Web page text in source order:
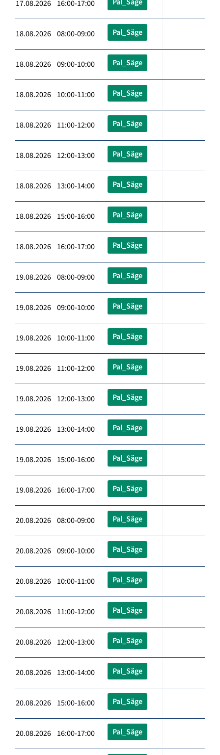
17.08.2026 16:00-17:00
18.08.2026 08:00-09:00 Pal_Säge
18.08.2026 09:00-10:00 Pal_Säge
18.08.2026 10:00-11:00 Pal_Säge
18.08.2026 11:00-12:00 Pal_Säge
18.08.2026 12:00-13:00 Pal_Säge
18.08.2026 13:00-14:00 Pal_Säge
18.08.2026 15:00-16:00 Pal_Säge
18.08.2026 16:00-17:00 Pal_Säge
19.08.2026 08:00-09:00 Pal_Säge
19.08.2026 09:00-10:00 Pal_Säge
19.08.2026 10:00-11:00 Pal_Säge
19.08.2026 11:00-12:00 Pal_Säge
19.08.2026 12:00-13:00 Pal_Säge
19.08.2026 13:00-14:00 Pal_Säge
19.08.2026 15:00-16:00 Pal_Säge
19.08.2026 16:00-17:00 Pal_Säge
20.08.2026 08:00-09:00 Pal_Säge
20.08.2026 09:00-10:00 Pal_Säge
20.08.2026 10:00-11:00 Pal_Säge
20.08.2026 11:00-12:00 Pal_Säge
20.08.2026 12:00-13:00 Pal_Säge
20.08.2026 13:00-14:00 Pal_Säge
20.08.2026 15:00-16:00 Pal_Säge
20.08.2026 16:00-17:00 Pal_Säge